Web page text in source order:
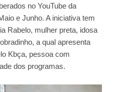
no YouTube da
e Junho. A iniciativa tem
Rabelo, mulher preta, idosa
a qual apresenta
Kbça, pessoa com
dos programas.